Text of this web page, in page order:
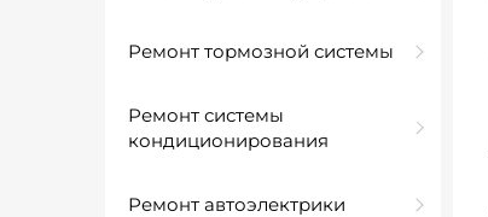
Ремонт тормозной системы
Ремонт системы
кондиционирования
Ремонт автоэлектрики